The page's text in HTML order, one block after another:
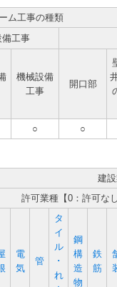
ム工事の種類
備工事
機械設備
工事
開口部
○ ○
建
許可業種【0：許可な
電
気
管
タ
イ
ル
･
れ
鋼
構
造
物
鉄
筋